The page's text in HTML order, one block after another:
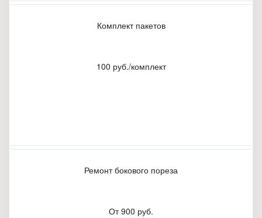
Комплект пакетов
100 руб./комплект
Ремонт бокового пореза
От 900 руб.